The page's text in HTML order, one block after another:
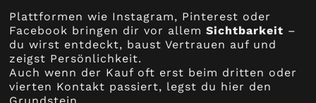
Plattformen wie Instagram, Pinterest oder
Facebook bringen dir vor allemSichtbarkeit –
du wirst entdeckt, baust Vertrauen auf und
zeigst Persönlichkeit.
Auch wenn der Kauf oft erst beim dritten oder
vierten Kontakt passiert, legst du hier den